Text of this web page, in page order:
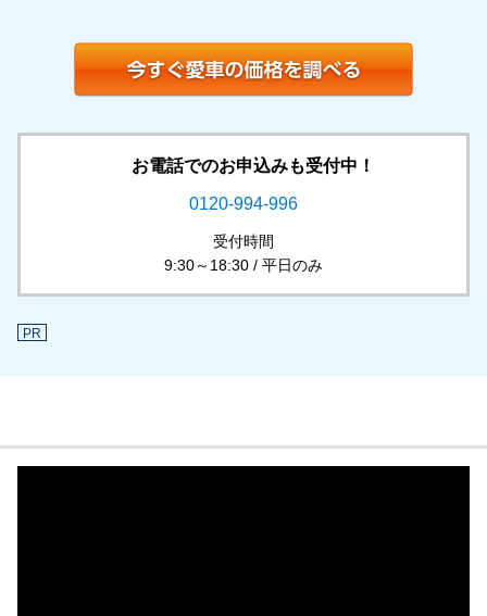
お電話でのお申込みも受付中！
0120-994-996
受付時間
9:30～18:30 / 平日のみ
PR